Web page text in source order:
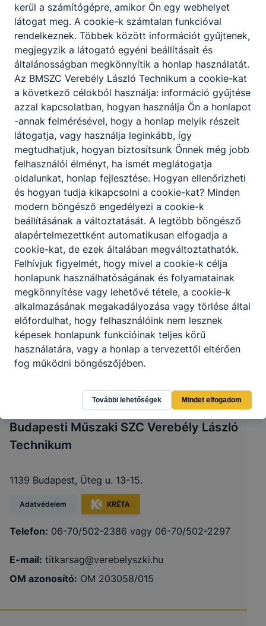
Partnereink
Budapesti Műszaki SZC Verebély László
Technikum
1139 Budapest, Üteg u. 13-15.
Adatvédelem KRÉTA
Telefon: 06-70/502-2386 vagy 06-70/502-2297
E-mail: titkarsag@verebelyszki.hu
OM azonosító: OM 203058/015
kerül a számítógépre, amikor Ön egy webhelyet
látogat meg. A cookie-k számtalan funkcióval
rendelkeznek. Többek között információt gyűjtenek,
megjegyzik a látogató egyéni beállításait és
általánosságban megkönnyítik a honlap használatát.
Az BMSZC Verebély László Technikum a cookie-kat
a következő célokból használja: információ gyűjtése
azzal kapcsolatban, hogyan használja Ön a honlapot
-annak felmérésével, hogy a honlap melyik részeit
látogatja, vagy használja leginkább, így
megtudhatjuk, hogyan biztosítsunk Önnek még jobb
felhasználói élményt, ha ismét meglátogatja
oldalunkat, honlap fejlesztése. Hogyan ellenőrizheti
és hogyan tudja kikapcsolni a cookie-kat? Minden
modern böngésző engedélyezi a cookie-k
beállításának a változtatását. A legtöbb böngésző
alapértelmezettként automatikusan elfogadja a
cookie-kat, de ezek általában megváltoztathatók.
Felhívjuk figyelmét, hogy mivel a cookie-k célja
honlapunk használhatóságának és folyamatainak
megkönnyítése vagy lehetővé tétele, a cookie-k
alkalmazásának megakadályozása vagy törlése által
előfordulhat, hogy felhasználóink nem lesznek
képesek honlapunk funkcióinak teljes körű
használatára, vagy a honlap a tervezettől eltérően
fog működni böngészőjében.
További lehetőségek Mindet elfogadom